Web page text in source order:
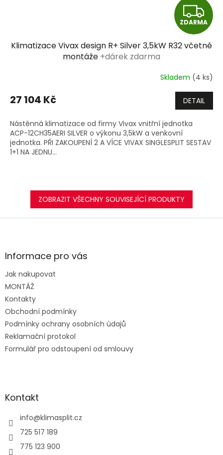
Z
D
A
R
M
A
ZDARMA
Klimatizace Vivax design R+ Silver 3,5kW R32 včetně
montáže +dárek zdarma
Skladem (4 ks)
27 104 Kč DETAIL
Nástěnná klimatizace od firmy Vivax vnitřní jednotka
ACP-12CH35AERI SILVER o výkonu 3,5kW a venkovní
jednotka. PŘI ZAKOUPENÍ 2 A VÍCE VIVAX SINGLESPLIT SESTAV
1+1 NA JEDNU...
ZOBRAZIT VŠECHNY SOUVISEJÍCÍ PRODUKTY
Z
aInformace pro vás
Jak nakupovat
MONTÁŽ
Kontakty
Obchodní podmínky
Podmínky ochrany osobních údajů
Reklamační protokol
Formulář pro odstoupení od smlouvy
Kontakt
info@klimasplit.cz
725 517 189
775 123 900